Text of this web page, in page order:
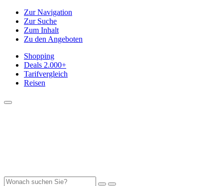
Zur Navigation
Zur Suche
Zum Inhalt
Zu den Angeboten
Shopping
Deals 2.000+
Tarifvergleich
Reisen